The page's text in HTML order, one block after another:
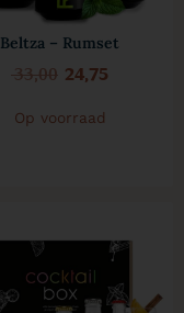
Beltza – Rumset
33,00 24,75
Op voorraad